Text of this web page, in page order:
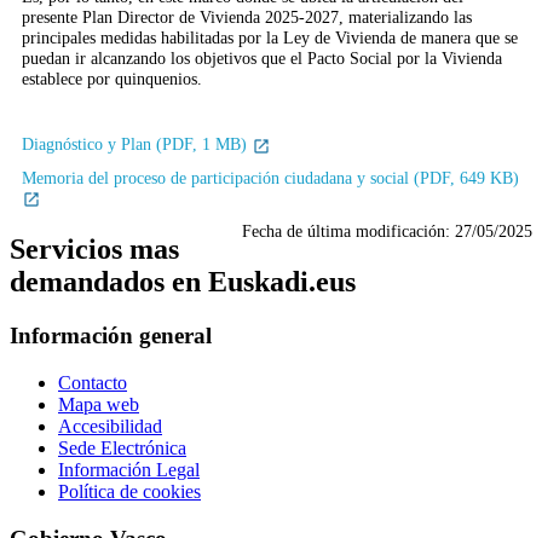
presente Plan Director de Vivienda 2025-2027, materializando las
principales medidas habilitadas por la Ley de Vivienda de manera que se
puedan ir alcanzando los objetivos que el Pacto Social por la Vivienda
establece por quinquenios.
Diagnóstico y Plan (PDF, 1 MB)
Memoria del proceso de participación ciudadana y social (PDF, 649 KB)
Fecha de última modificación: 27/05/2025
Servicios mas
demandados en Euskadi.eus
Información general
Contacto
Mapa web
Accesibilidad
Sede Electrónica
Información Legal
Política de cookies